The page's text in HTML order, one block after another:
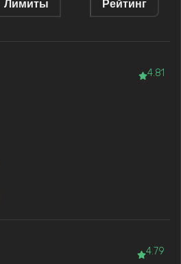
Лимиты Рейтинг
4.81
4.79